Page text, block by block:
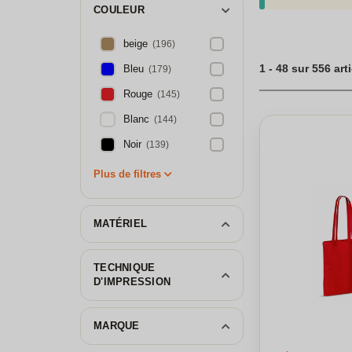
COULEUR
beige (196)
Bleu (179)
Rouge (145)
Blanc (144)
Noir (139)
Plus de filtres
MATÉRIEL
TECHNIQUE
D'IMPRESSION
MARQUE
grande quantité,
Découvrez notre
1 - 48 sur 556